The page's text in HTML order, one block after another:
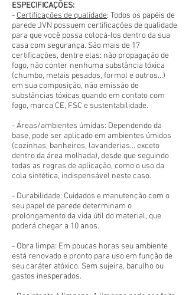
ESPECIFICAÇÕES:
- Certificações de qualidade: Todos os papéis de
parede JVN possuem certificações de qualidade
para que você possa colocá-los dentro da sua
casa com segurança. São mais de 17
certificações, dentre elas: não propagação de
fogo, não conter nenhuma substância tóxica
(chumbo, metais pesados, formol e outros...)
em sua composição, não emissão de
substâncias tóxicas quando em contato com
fogo, marca CE, FSC e sustentabilidade.
- Áreas/ambientes úmidas: Dependendo da
base, pode ser aplicado em ambientes úmidos
(cozinhas, banheiros, lavanderias... exceto
dentro da área molhada), desde que seguindo
todas as regras de aplicação, como o uso da
cola sintética, indispensável neste caso.
- Durabilidade: Cuidados e manutenção com o
seu papel de parede determinam o
prolongamento da vida útil do material, que
poderá chegar a 10 anos.
- Obra limpa: Em poucas horas seu ambiente
está renovado e pronto para uso em função de
seu caráter atóxico. Sem sujeira, barulho ou
gastos inesperados.